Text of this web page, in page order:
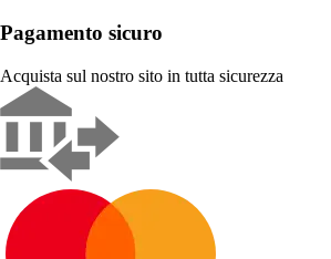
Pagamento sicuro
Acquista sul nostro sito in tutta sicurezza